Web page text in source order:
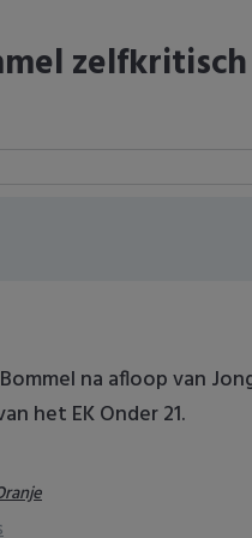
na afloop van
het EK Onder 21.